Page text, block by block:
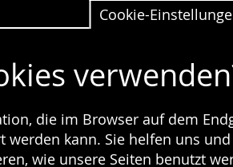
Cookie-
die im Browser auf dem
werden kann. Sie helfen uns
wie unsere Seiten benutzt